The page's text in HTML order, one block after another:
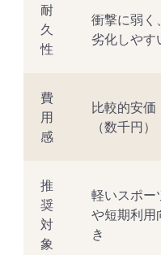
耐
久
性
衝撃に弱く、
劣化しやす
費
用
感
比較的安価
（数千円）
推
奨
対
象
軽いスポー
や短期利用
き